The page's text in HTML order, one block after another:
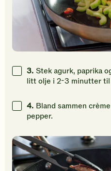
3. Stek agurk, paprika
litt olje i 2-3 minutter til
4. Bland sammen
pepper.